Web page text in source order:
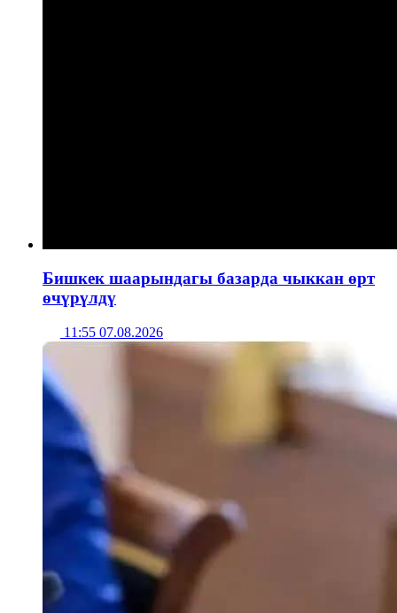
Бишкек шаарындагы базарда чыккан өрт
өчүрүлдү
11:55 07.08.2026